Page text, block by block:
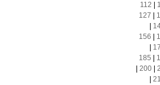
112
127
156
185
200|